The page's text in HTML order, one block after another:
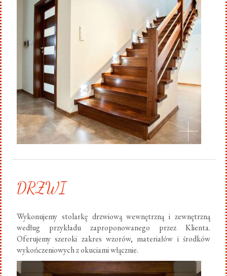
DRZWI
Wykonujemy stolarkę drzwiową wewnętrzną i zewnętrzną
według przykładu zaproponowanego przez Klienta.
Oferujemy szeroki zakres wzorów, materiałów i środków
wykończeniowych z okuciami włącznie.